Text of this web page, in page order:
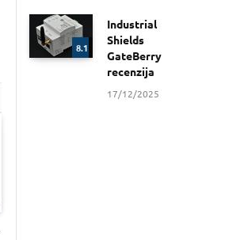
8.1
Industrial
Shields
GateBerry
recenzija
17/12/2025